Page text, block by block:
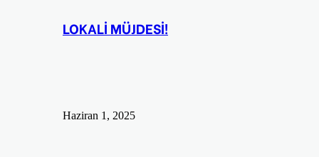
LOKALİ MÜJDESİ!
Haziran 1, 2025